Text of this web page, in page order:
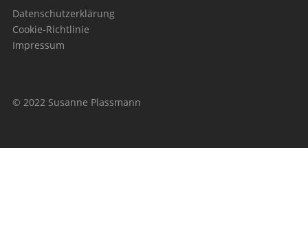
Datenschutzerklärung
Cookie-Richtlinie
Impressum
© 2022 Susanne Plassmann